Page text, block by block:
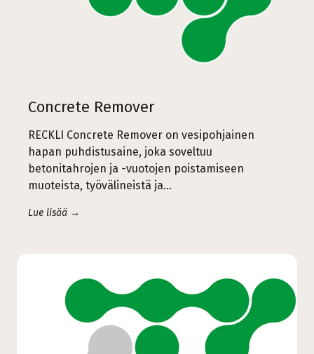
Concrete Remover
RECKLI Concrete Remover on vesipohjainen
hapan puhdistusaine, joka soveltuu
betonitahrojen ja -vuotojen poistamiseen
muoteista, työvälineistä ja…
Lue lisää →